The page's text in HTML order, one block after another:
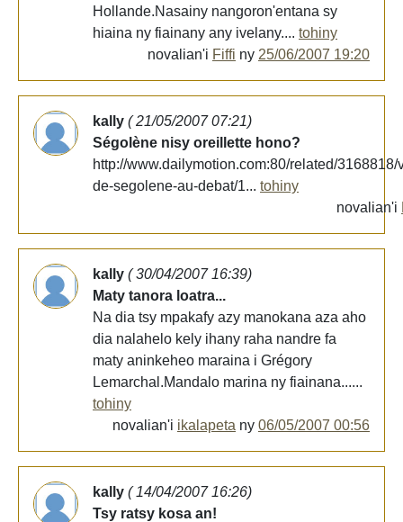
Hollande.Nasainy nangoron'entana sy
hiaina ny fiainany any ivelany.... tohiny
novalian'i Fiffi ny 25/06/2007 19:20
kally ( 21/05/2007 07:21)
Ségolène nisy oreillette hono?
http://www.dailymotion.com:80/related/
de-segolene-au-debat/1... tohiny
novalian'i
kally ( 30/04/2007 16:39)
Maty tanora loatra...
Na dia tsy mpakafy azy manokana aza aho
dia nalahelo kely ihany raha nandre fa
maty aninkeheo maraina i Grégory
Lemarchal.Mandalo marina ny fiainana......
tohiny
novalian'i ikalapeta ny 06/05/2007 00:56
kally ( 14/04/2007 16:26)
Tsy ratsy kosa an!